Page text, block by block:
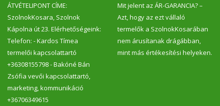
ÁTVÉTELIPONT CÍME:
SzolnokKosara, Szolnok
Kápolna út 23. Elérhetőségeink:
Telefon: - Kardos Tímea
termelői kapcsolattartó
+36308155798 - Bakóné Bán
Zsófia vevői kapcsolattartó,
marketing, kommunikáció
+36706349615
Mit jelent az ÁR-GARANCIA? –
Azt, hogy az ezt vállaló
termelők a SzolnokKosarában
nem árusítanak drágábban,
mint más értékesítési helyeken.